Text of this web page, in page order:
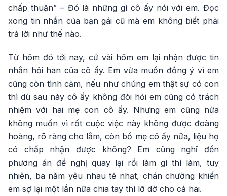
chấp thuận” – Đó là những gì cô ấy nói với em. Đọc
xong tin nhắn của bạn gái cũ mà em không biết phải
trả lời như thế nào.
Từ hôm đó tới nay, cứ vài hôm em lại nhận được tin
nhắn hỏi han của cô ấy. Em vừa muốn đồng ý vì em
cũng còn tình cảm, nếu như chúng em thật sự có con
thì dù sau này cô ấy không đòi hỏi em cũng có trách
nhiệm với hai mẹ con cô ấy. Nhưng em cũng nửa
không muốn vì rốt cuộc việc này không được đoàng
hoàng, rõ ràng cho lắm, còn bố mẹ cô ấy nữa, liệu họ
có chấp nhận được không? Em cũng nghĩ đến
phương án đề nghị quay lại rồi làm gì thì làm, tuy
nhiên, ba năm yêu nhau tẻ nhạt, chán chường khiến
em sợ lại một lần nữa chia tay thì lỡ dở cho cả hai.